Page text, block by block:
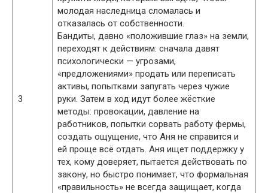
3
молодая наследница сломалась и
отказалась от собственности.
Бандиты, давно «положившие глаз» на земли,
переходят к действиям: сначала давят
психологически — угрозами,
«предложениями» продать или переписать
активы, попытками запугать через чужие
руки. Затем в ход идут более жёсткие
методы: провокации, давление на
работников, попытки сорвать работу фермы,
создать ощущение, что Аня не справится и
ей проще всё отдать. Аня ищет поддержку у
тех, кому доверяет, пытается действовать по
закону, но быстро понимает, что формальная
«правильность» не всегда защищает, когда